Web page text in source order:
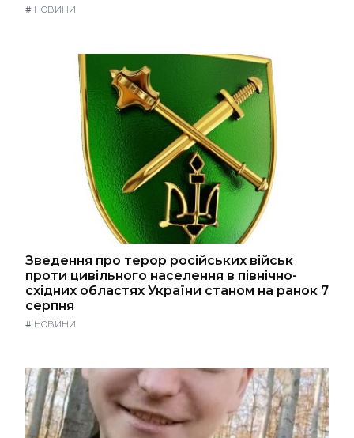
# НОВИНИ
Зведення про терор російських військ
проти цивільного населення в північно-
східних областях України станом на ранок 7
серпня
# НОВИНИ